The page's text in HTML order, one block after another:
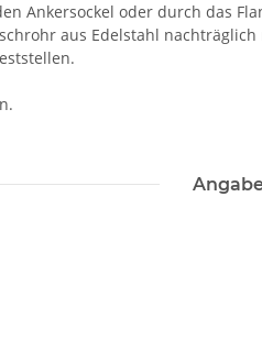
Ankersockel oder durch das
aus Edelstahl